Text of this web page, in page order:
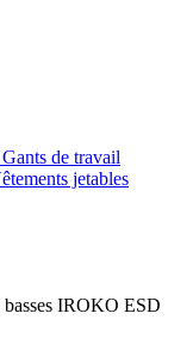
Gants de travail
jetables
IROKO ESD